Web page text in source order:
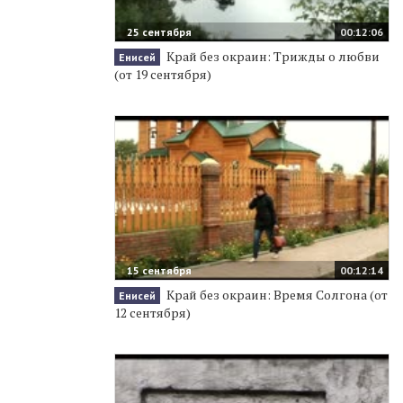
00:12:06
25 сентября
Енисей
Край без окраин: Трижды о любви
(от 19 сентября)
00:12:14
15 сентября
Енисей
Край без окраин: Время Солгона (от
12 сентября)